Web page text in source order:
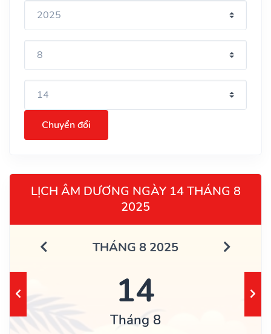
Chuyển đổi
LỊCH ÂM DƯƠNG NGÀY 14 THÁNG 8
2025
THÁNG 8 2025
14
Tháng 8